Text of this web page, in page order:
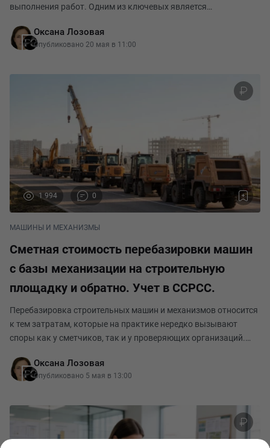
выполнения работ. Одним из ключевых является
труда (оплате труда) рабочих и 1,25 нормам времени (стоим
Оксана Лозовая
Опубликовано 20 мая в 11:00
1 994 0
МАШИНЫ И МЕХАНИЗМЫ
Сметная стоимость перебазировки машин
с базы механизации на строительную
площадку и обратно. Учет в ССРСС.
Перебазировка строительных машин и механизмов относится
к тем затратам, которые на практике нередко вызывают
споры как у сметчиков, так и у проверяющих организаций.
между базой механизации и строительно
Оксана Лозовая
Опубликовано 5 мая в 13:00